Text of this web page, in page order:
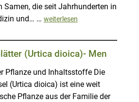
Samen, die seit Jahrhunderten in
und… … weiterlesen
(Urtica dioica)- Men
Pflanze und Inhaltsstoffe Die
(Urtica dioica) ist eine weit
Pflanze aus der Familie der